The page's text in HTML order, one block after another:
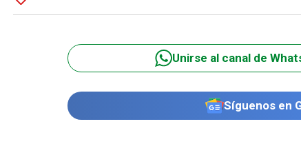
Unirse al canal de
Síguenos en